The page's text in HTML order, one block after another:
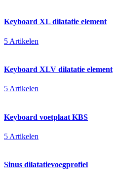
Keyboard XL dilatatie element
5 Artikelen
Keyboard XLV dilatatie element
5 Artikelen
Keyboard voetplaat KBS
5 Artikelen
Sinus dilatatievoegprofiel